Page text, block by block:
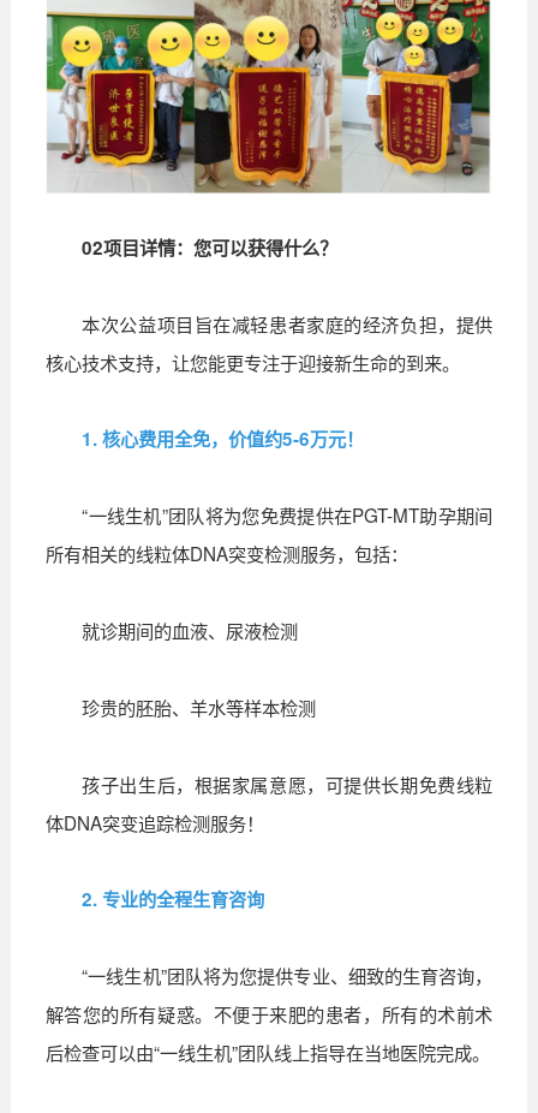
02项目详情：您可以获得什么？
本次公益项目旨在减轻患者家庭的经济负担，提供
核心技术支持，让您能更专注于迎接新生命的到来。
1. 核心费用全免，价值约5-6万元！
“一线生机”团队将为您免费提供在PGT-MT助孕期间
所有相关的线粒体DNA突变检测服务，包括：
就诊期间的血液、尿液检测
珍贵的胚胎、羊水等样本检测
孩子出生后，根据家属意愿，可提供长期免费线粒
体DNA突变追踪检测服务！
2. 专业的全程生育咨询
“一线生机”团队将为您提供专业、细致的生育咨询，
解答您的所有疑惑。不便于来肥的患者，所有的术前术
后检查可以由“一线生机”团队线上指导在当地医院完成。